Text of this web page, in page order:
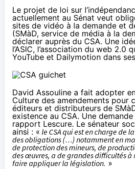
Le projet de loi sur
actuellement au Sénat veut
sites de vidéo à la demande et
(SMàD, service de média à la
déclarer auprès du CSA. Une
l’ASIC, l’association du web 2.0
YouTube et Dailymotion dans
David Assouline a fait adopter
Culture des amendements pour
éditeurs et distributeurs de
existence au CSA. Une
rapport Lescure. Le sénateur
ainsi : « le CSA qui est en charge de
des obligations (…) notamment en
de protection des mineurs, de
des œuvres, a de grandes difficultés à
faire appliquer la législation. »